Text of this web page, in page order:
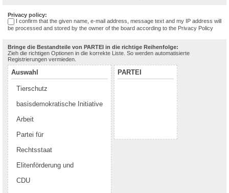
Privacy policy:
I confirm that the given name, e-mail address, message text and my IP address will
be processed and stored by the owner of the board according to the Privacy Policy
Bringe die Bestandteile von PARTEI in die richtige Reihenfolge:
Zieh die richtigen Optionen in die korrekte Liste. So werden automatisierte
Registrierungen vermieden.
Auswahl
Tierschutz
basisdemokratische Initiative
Arbeit
Partei für
Rechtsstaat
Elitenförderung und
CDU
PARTEI